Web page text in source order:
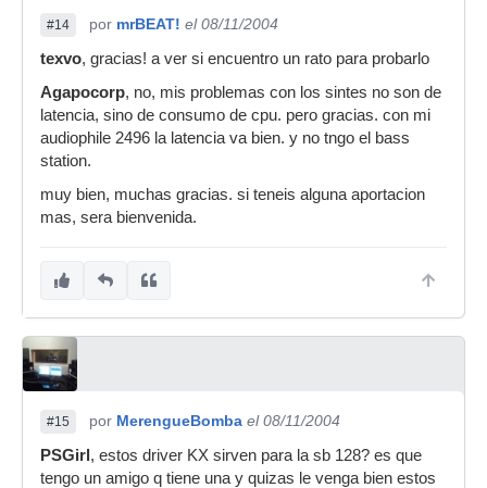
#14 por mrBEAT! el 08/11/2004
texvo, gracias! a ver si encuentro un rato para probarlo
Agapocorp, no, mis problemas con los sintes no son de
latencia, sino de consumo de cpu. pero gracias. con mi
audiophile 2496 la latencia va bien. y no tngo el bass
station.
muy bien, muchas gracias. si teneis alguna aportacion
mas, sera bienvenida.
#15 por MerengueBomba el 08/11/2004
PSGirl , estos driver KX sirven para la sb 128? es que
tengo un amigo q tiene una y quizas le venga bien estos